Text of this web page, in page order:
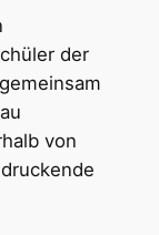
der
von